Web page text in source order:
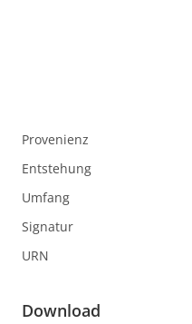
Provenienz
Entstehung
Umfang
Signatur
URN
Download